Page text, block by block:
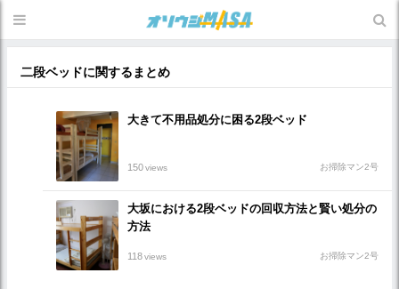
二段ベッドに関するまとめ
大きて不用品処分に困る2段ベッド
150views お掃除マン2号
大坂における2段ベッドの回収方法と賢い処分の
方法
118views お掃除マン2号